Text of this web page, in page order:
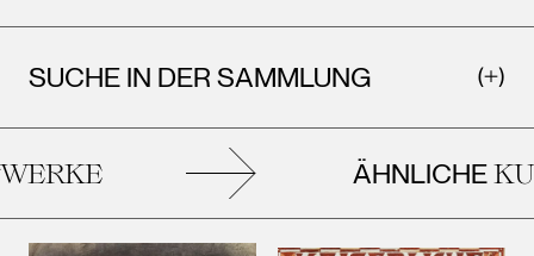
SUCHE IN DER SAMMLUNG
ÄHNLICHE